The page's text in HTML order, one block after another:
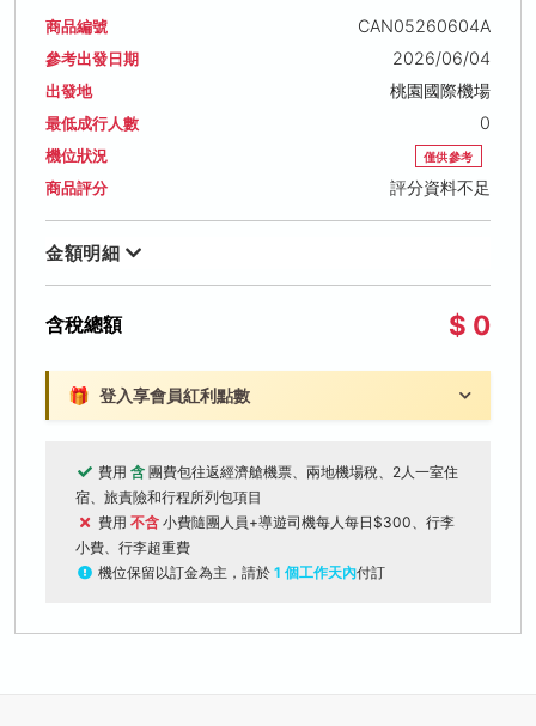
商品編號 CAN05260604A
參考出發日期 2026/06/04
出發地 桃園國際機場
最低成行人數 0
機位狀況 僅供參考
商品評分 評分資料不足
金額明細
含稅總額 $ 0
🎁 登入享會員紅利點數
費用 含 團費包往返經濟艙機票、兩地機場稅、2人一室住
宿、旅責險和行程所列包項目
費用 不含 小費隨團人員+導遊司機每人每日$300、行李
小費、行李超重費
機位保留以訂金為主，請於 1 個工作天內付訂